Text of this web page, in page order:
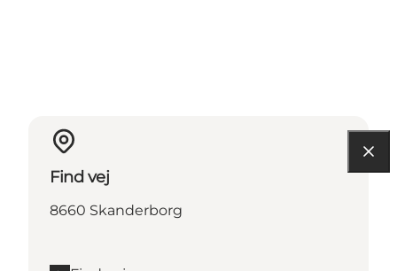
Find vej
8660 Skanderborg